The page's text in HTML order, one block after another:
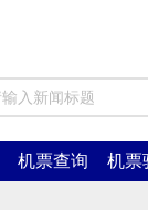
机票查询 机票